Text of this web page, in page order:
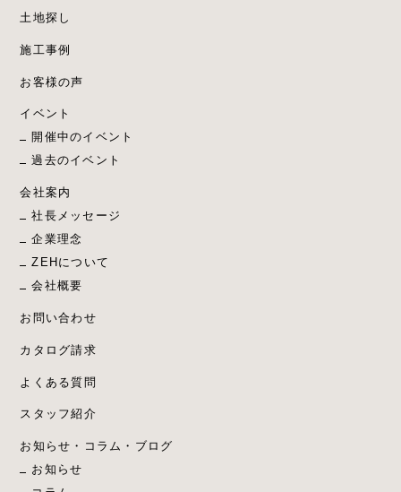
土地探し
施工事例
お客様の声
イベント
開催中のイベント
過去のイベント
会社案内
社長メッセージ
企業理念
ZEHについて
会社概要
お問い合わせ
カタログ請求
よくある質問
スタッフ紹介
お知らせ・コラム・ブログ
お知らせ